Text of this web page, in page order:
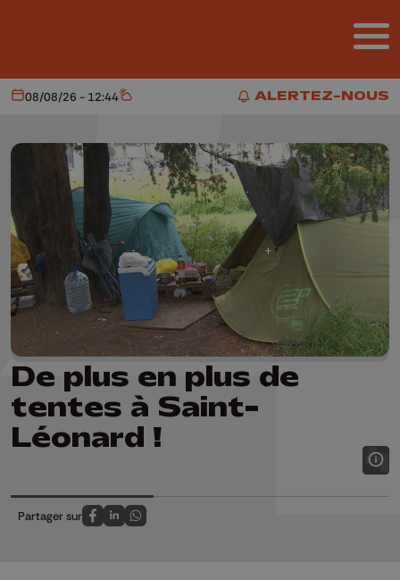
ALERTEZ-NOUS
ALERTEZ-NOUS
Aujourd'hui
08/08/26 - 12:44 Météo
De plus en plus de
tentes à Saint-
Léonard !
Partager sur
Partagez sur FaceBook
Partagez sur LinkedIn
Partagez sur Whatsapp